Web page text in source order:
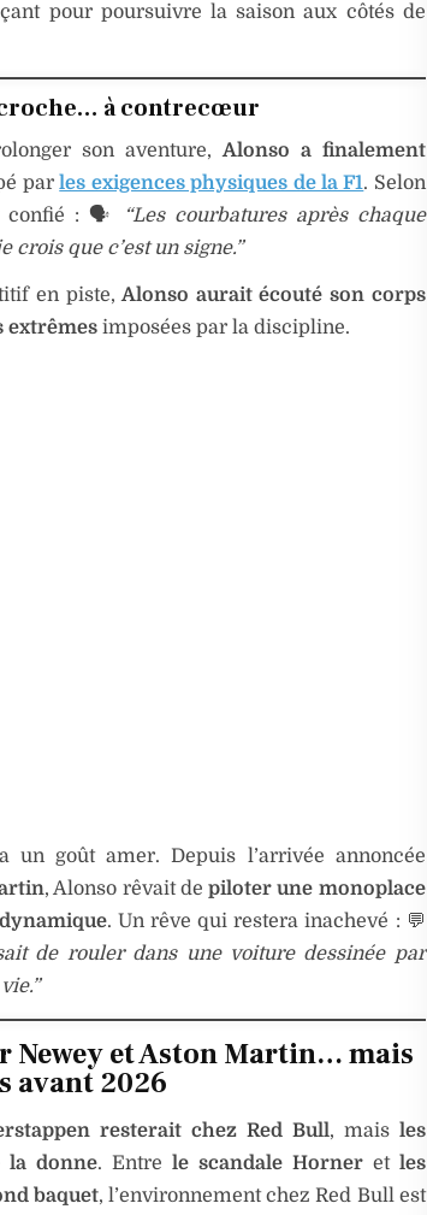
pour poursuivre la saison aux côtés de
à contrecœur
son aventure,Alonso a finalement
parles exigences physiques de la F1. Selon
confié : 🗣️
“Les courbatures après chaque
que c’est un signe.”
en piste,Alonso aurait écouté son corps
extrêmesimposées par la discipline.
un goût amer. Depuis l’arrivée annoncée
, Alonso rêvait depiloter une monoplace
. Un rêve qui restera inachevé : 💬
de rouler dans une voiture dessinée par
Newey et Aston Martin… mais
avant 2026
resterait chez Red Bull, mais les
la donne. Entrele scandale Horneret les
baquet, l’environnement chez Red Bull est